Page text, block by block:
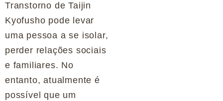
Transtorno de Taijin
Kyofusho pode levar
uma pessoa a se isolar,
perder relações sociais
e familiares. No
entanto, atualmente é
possível que um